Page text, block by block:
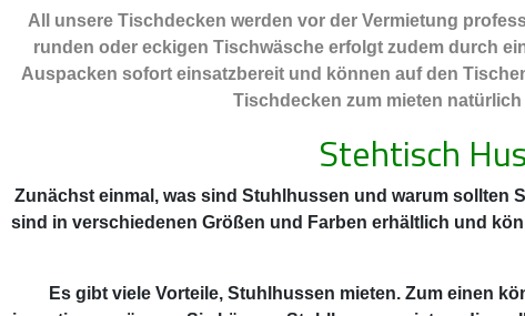
All unsere Tischdecken werden vor der Vermietung
runden oder eckigen Tischwäsche erfolgt zudem durch
Auspacken sofort einsatzbereit und können auf den
Tischdecken zum mieten
Stehtisch
Zunächst einmal, was sind Stuhlhussen und warum sollten
sind in verschiedenen Größen und Farben erhältlich und
Es gibt viele Vorteile, Stuhlhussen mieten. Zum einen